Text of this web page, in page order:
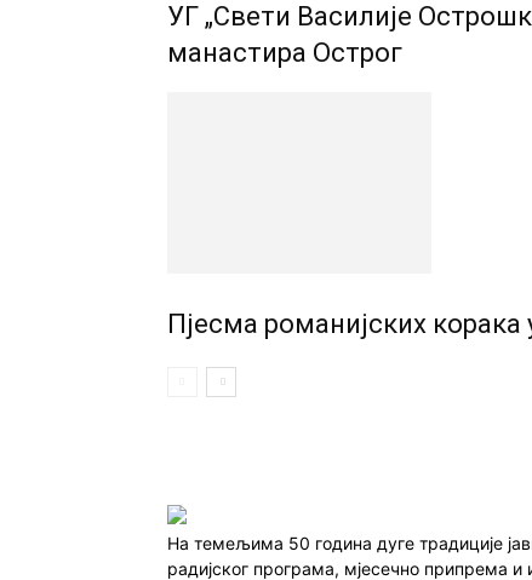
УГ „Свети Василије
манастира Острог
Пјесма романијских корака
На темељима 50 година дуге традиције
радијског програма, мјесечно припрема